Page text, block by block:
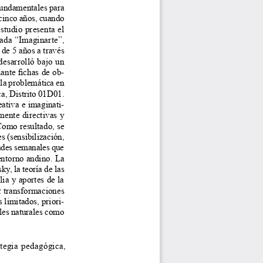
para
años, cuando
presenta el
“Imaginarte”,
5 años a través
bajo un
fichas de ob-
problemática en
Distrito 01D01.
e imaginati-
directivas y
resultado, se
(sensibilización,
semanales que
andino. La
la teoría de las
y aportes de la
limitados, priori-
naturales como
pedagógica,